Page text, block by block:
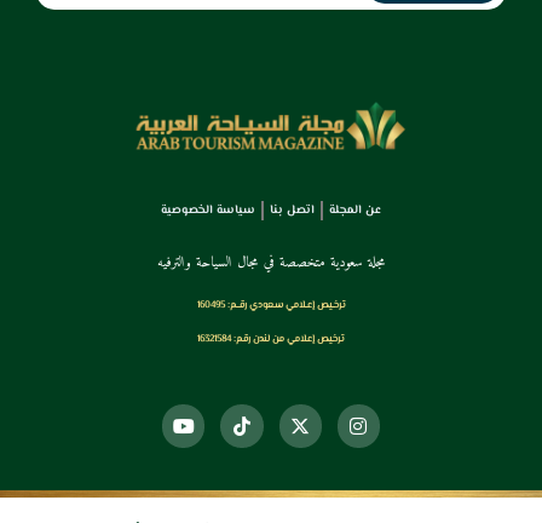
عن المجلة اتصل بنا سياسة الخصوصية
مجلة سعودية متخصصة في مجال السياحة والترفيه
ترخـيص إعـلامي سـعودي رقــم: 160495
ترخيص إعلامي من لندن رقم: 16321584